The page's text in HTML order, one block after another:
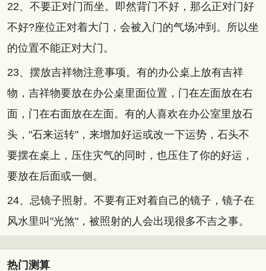
22、不要正对门而坐。即然背门不好，那么正对门好
不好?座位正对着大门，会被入门的气场冲到。所以坐
的位置不能正对大门。
23、摆放吉祥物注意事项。有的办公桌上放有吉祥
物，吉祥物要放在办公桌里面位置，门在左面放在右
面，门在右面放在左面。有的人喜欢在办公室里放石
头，"石来运转"，来增加好运或改一下运势，石头不
要摆在桌上，压住灾气的同时，也压住了你的好运，
要放在后面或一侧。
24、忌镜子照射。不要有正对着自己的镜子，镜子在
风水里叫"光煞"，被照射的人会出现很多不吉之事。
热门测算